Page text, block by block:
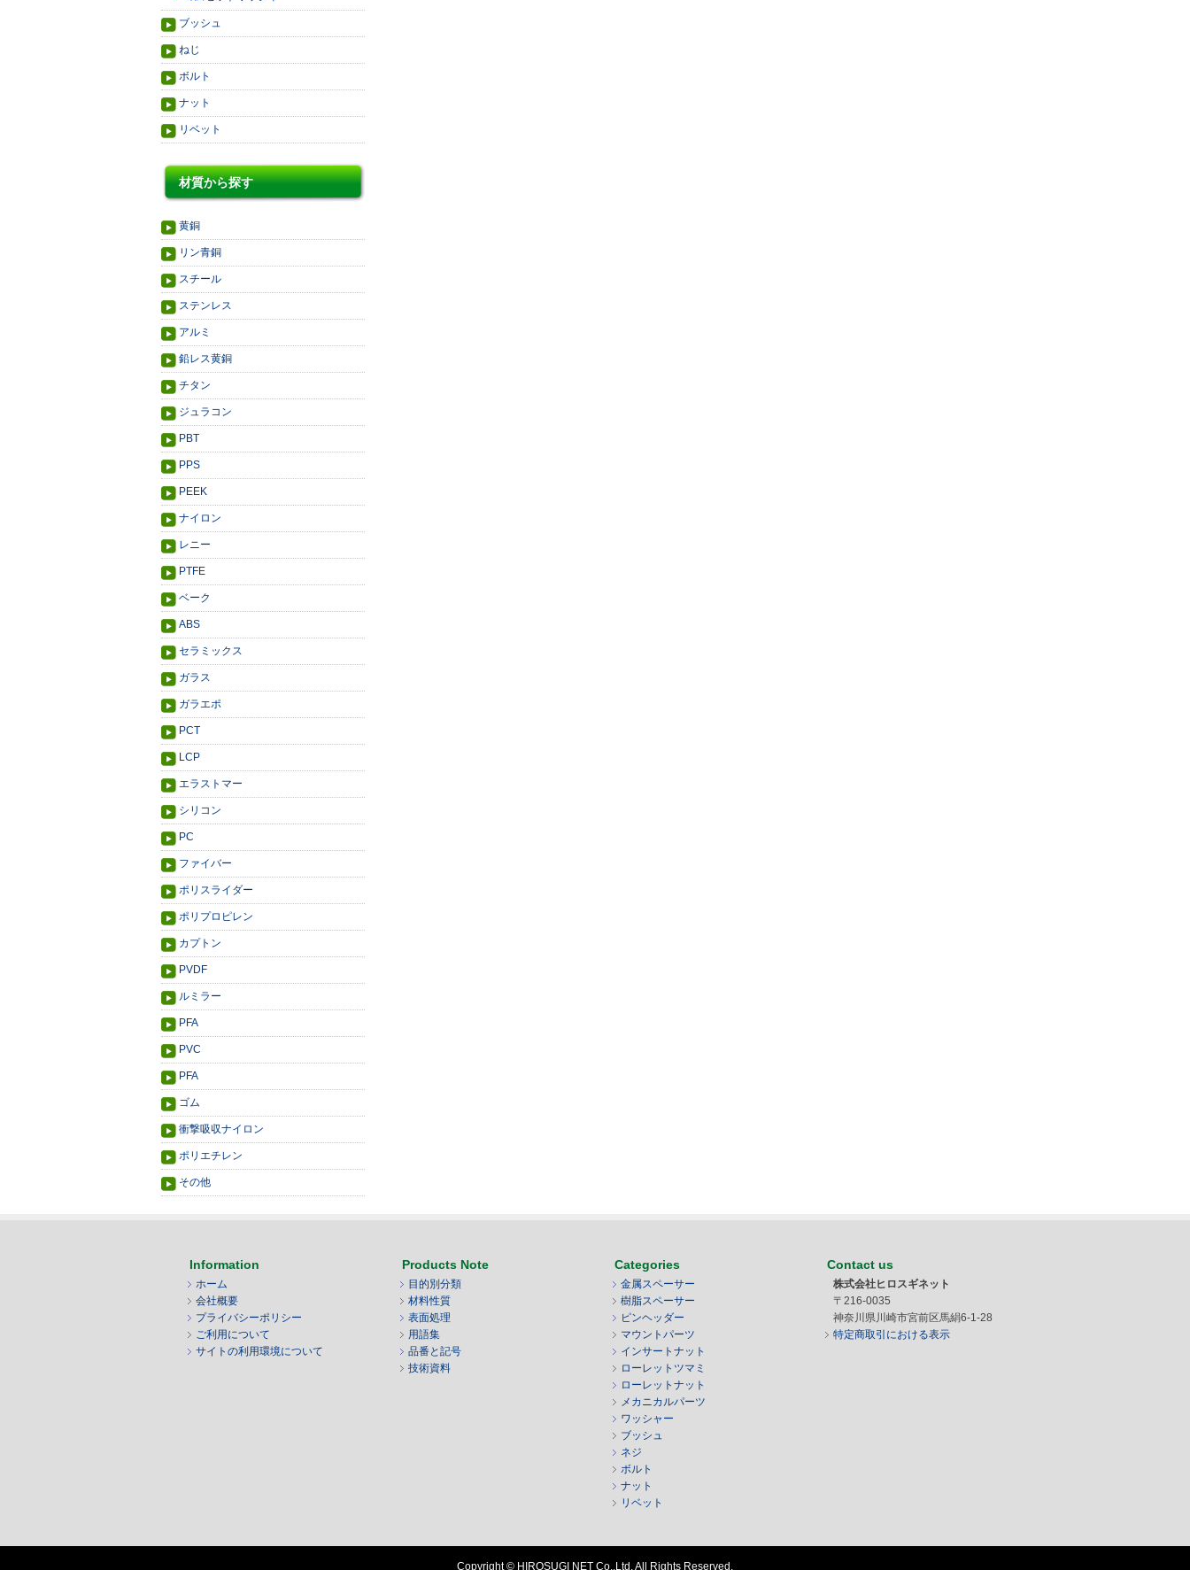
ブッシュ
ねじ
ボルト
ナット
リベット
材質から探す
黄銅
リン青銅
スチール
ステンレス
アルミ
鉛レス黄銅
チタン
ジュラコン
PBT
PPS
PEEK
ナイロン
レニー
PTFE
ベーク
ABS
セラミックス
ガラス
ガラエポ
PCT
LCP
エラストマー
シリコン
PC
ファイバー
ポリスライダー
ポリプロピレン
カプトン
PVDF
ルミラー
PFA
PVC
PFA
ゴム
衝撃吸収ナイロン
ポリエチレン
その他
Information
ホーム
会社概要
プライバシーポリシー
ご利用について
サイトの利用環境について
Products Note
目的別分類
材料性質
表面処理
用語集
品番と記号
技術資料
Categories
金属スペーサー
樹脂スペーサー
ピンヘッダー
マウントパーツ
インサートナット
ローレットツマミ
ローレットナット
メカニカルパーツ
ワッシャー
ブッシュ
ネジ
ボルト
ナット
リベット
Contact us
株式会社ヒロスギネット
〒216-0035
神奈川県川崎市宮前区馬絹6-1-28
特定商取引における表示
Copyright © HIROSUGI NET Co.,Ltd. All Rights Reserved.